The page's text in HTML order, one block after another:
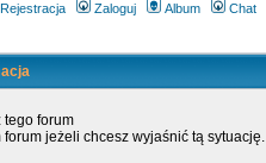
Rejestracja Zaloguj Album Chat
tego forum
jeżeli chcesz wyjaśnić tą sytuację.